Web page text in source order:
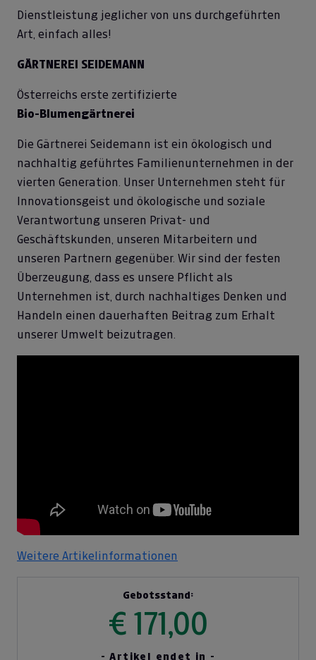
Dienstleistung jeglicher von uns durchgeführten
Art, einfach alles!
GÄRTNEREI SEIDEMANN
Österreichs erste zertifizierte
Bio-Blumengärtnerei
Die Gärtnerei Seidemann ist ein ökologisch und
nachhaltig geführtes Familienunternehmen in der
vierten Generation. Unser Unternehmen steht für
Innovationsgeist und ökologische und soziale
Verantwortung unseren Privat- und
Geschäftskunden, unseren Mitarbeitern und
unseren Partnern gegenüber. Wir sind der festen
Überzeugung, dass es unsere Pflicht als
Unternehmen ist, durch nachhaltiges Denken und
Handeln einen dauerhaften Beitrag zum Erhalt
unserer Umwelt beizutragen.
Weitere Artikelinformationen
Gebotsstand:
€ 171,00
- Artikel endet in -